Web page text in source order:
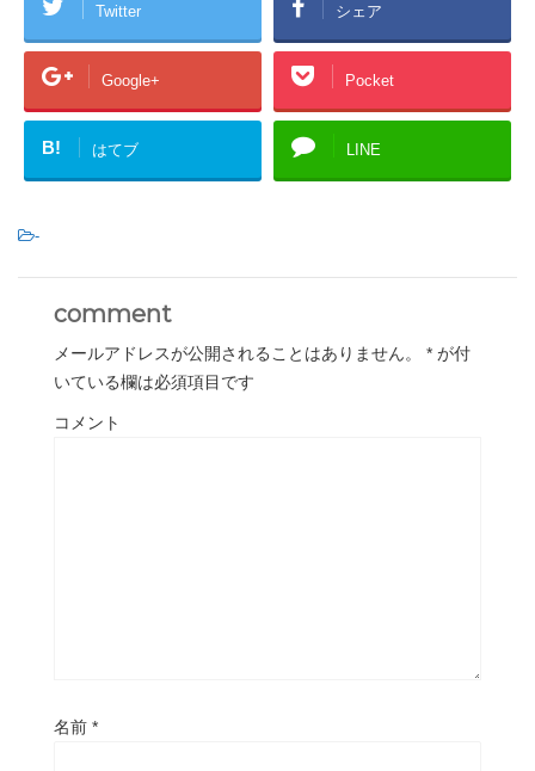
Twitter シェア
Google+ Pocket
B! はてブ LINE
-
comment
メールアドレスが公開されることはありません。 * が付
いている欄は必須項目です
コメント
名前 *